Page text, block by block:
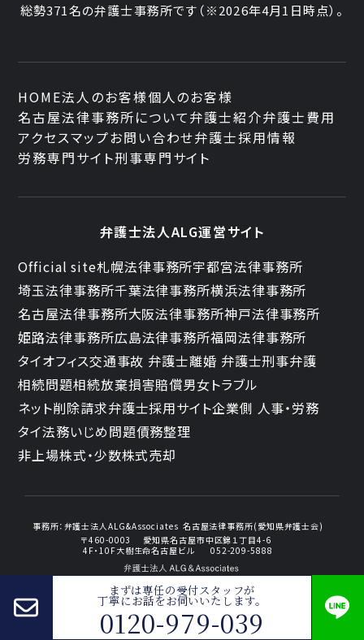
まずは専任の受付スタッフが
丁寧にお話をお伺いいたします。
0120-979-039
総勢371名の弁護士事務所です （※2026年4月1日時点）。
HOME法人のお客様個人のお客様
名古屋法律事務所について弁護士紹介弁護士費用
アクセスマップお問い合わせ弁護士採用情報
労務専門サイト刑事専門サイト
弁護士法人ALG運営サイト
Official site札幌法律事務所宇都宮法律事務所
埼玉法律事務所千葉法律事務所横浜法律事務所
名古屋法律事務所大阪法律事務所神戸法律事務所
姫路法律事務所広島法律事務所福岡法律事務所
タイオフィス交通事故 弁護士離婚 弁護士刑事弁護
相続問題相続放棄損害賠償男女トラブル
ネット削除請求弁護士採用サイト企業側 人事・労務
タイ法務いじめ問題債務整理
非上場株式・少数株式売却
事務所： 弁護士法人ALG&Associates 名古屋法律事務所(愛知県弁護士会)
〒460-0003
愛知県名古屋市中区錦１丁目4-6
4F・10F大樹生命名古屋ビル
052-209-5888